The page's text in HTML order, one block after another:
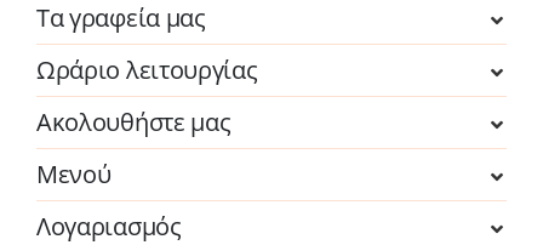
Τα γραφεία μας
Ωράριο λειτουργίας
Ακολουθήστε μας
Μενού
Λογαριασμός